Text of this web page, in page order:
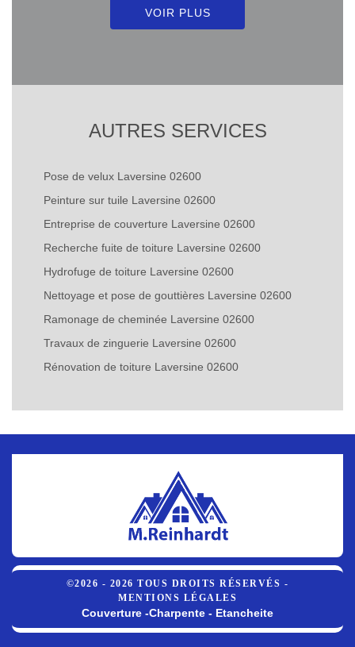
VOIR PLUS
AUTRES SERVICES
Pose de velux Laversine 02600
Peinture sur tuile Laversine 02600
Entreprise de couverture Laversine 02600
Recherche fuite de toiture Laversine 02600
Hydrofuge de toiture Laversine 02600
Nettoyage et pose de gouttières Laversine 02600
Ramonage de cheminée Laversine 02600
Travaux de zinguerie Laversine 02600
Rénovation de toiture Laversine 02600
©2026 - 2026 TOUS DROITS RÉSERVÉS -
MENTIONS LÉGALES
Couverture -Charpente - Etancheite